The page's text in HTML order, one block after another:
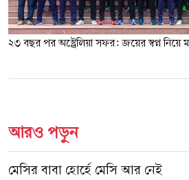
২৩ বছর পর অস্ট্রেলিয়া সফর: জয়ের স্বপ্ন নিয়ে
আরও পড়ুন
মেসির বাবা হোর্হে মেসি আর নেই